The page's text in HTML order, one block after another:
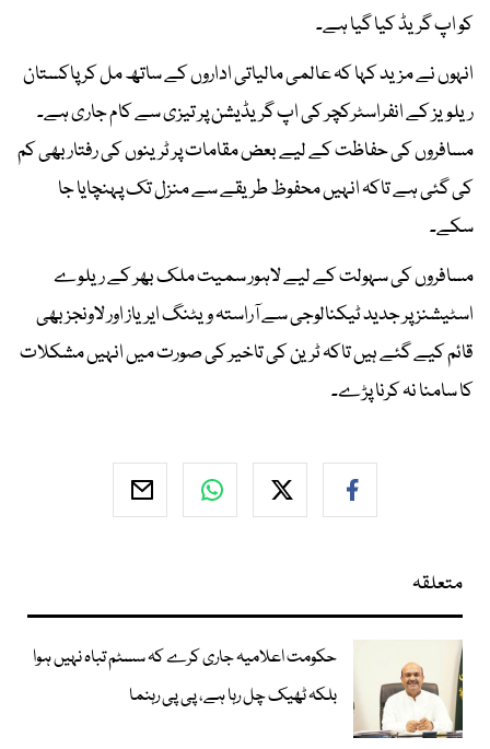
کو اپ گریڈ کیا گیا ہے۔
انہوں نے مزید کہا کہ عالمی مالیاتی اداروں کے ساتھ مل کر پاکستان
ریلویز کے انفراسٹرکچر کی اپ گریڈیشن پر تیزی سے کام جاری ہے۔
مسافروں کی حفاظت کے لیے بعض مقامات پر ٹرینوں کی رفتار بھی کم
کی گئی ہے تاکہ انہیں محفوظ طریقے سے منزل تک پہنچایا جا
سکے۔
مسافروں کی سہولت کے لیے لاہور سمیت ملک بھر کے ریلوے
اسٹیشنز پر جدید ٹیکنالوجی سے آراستہ ویٹنگ ایریاز اور لاونجز بھی
قائم کیے گئے ہیں تاکہ ٹرین کی تاخیر کی صورت میں انہیں مشکلات
کا سامنا نہ کرنا پڑے۔
متعلقہ
حکومت اعلامیہ جاری کرے کہ سسٹم تباہ نہیں ہوا
بلکہ ٹھیک چل رہا ہے، پی پی رہنما